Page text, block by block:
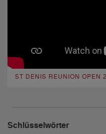
ST DENIS REUNION OPEN
Schlüsselwörter